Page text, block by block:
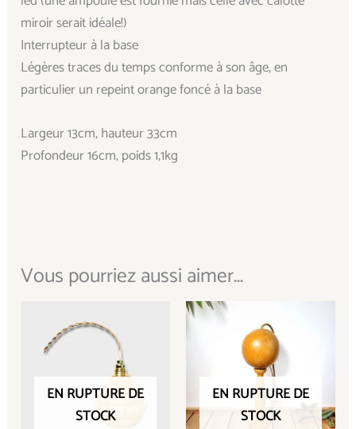
miroir serait idéale!)
Interrupteur à la base
Légères traces du temps conforme à son âge, en
particulier un repeint orange foncé à la base
Largeur 13cm, hauteur 33cm
Profondeur 16cm, poids 1,1kg
Vous pourriez aussi aimer...
EN RUPTURE DE
STOCK
EN RUPTURE DE
STOCK